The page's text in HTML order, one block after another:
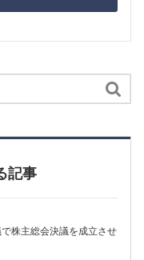

記事
で株主総会決議を成立させ